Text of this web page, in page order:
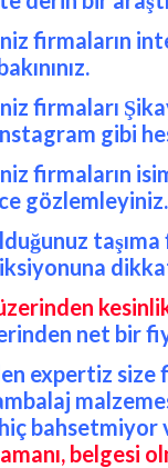
firmaların
firmaları
gibi
firmaların
gözlemleyiniz.
net bir
expertiz size
bahsetmiyor
belgesi